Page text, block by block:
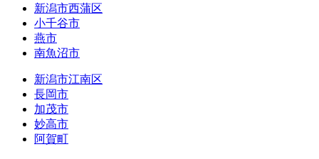
新潟市西蒲区
小千谷市
燕市
南魚沼市
新潟市江南区
長岡市
加茂市
妙高市
阿賀町